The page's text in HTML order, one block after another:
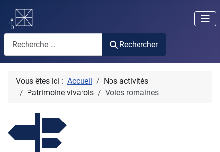
Rechercher
Rechercher
Vous êtes ici : Accueil
Nos activités
Patrimoine vivarois
Voies romaines